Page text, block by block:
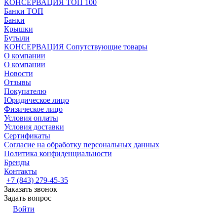
КОНСЕРВАЦИЯ ТОП 100
Банки ТОП
Банки
Крышки
Бутыли
КОНСЕРВАЦИЯ Сопутствующие товары
О компании
О компании
Новости
Отзывы
Покупателю
Юридическое лицо
Физическое лицо
Условия оплаты
Условия доставки
Сертификаты
Согласие на обработку персональных данных
Политика конфиденциальности
Бренды
Контакты
+7 (843) 279-45-35
Заказать звонок
Задать вопрос
Войти